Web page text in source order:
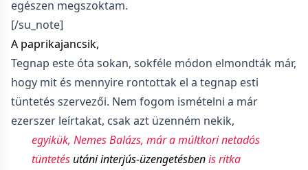
egészen megszoktam.
[/su_note]
A paprikajancsik,
Tegnap este óta sokan, sokféle módon elmondták már,
hogy mit és mennyire rontottak el a tegnap esti
tüntetés szervezői. Nem fogom ismételni a már
ezerszer leírtakat, csak azt üzenném nekik,
egyikük, Nemes Balázs, már a múltkori netadós
tüntetésutáni interjús-üzengetésbenis ritka